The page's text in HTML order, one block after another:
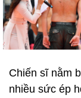
Chiến sĩ nằm
nhiều sức ép